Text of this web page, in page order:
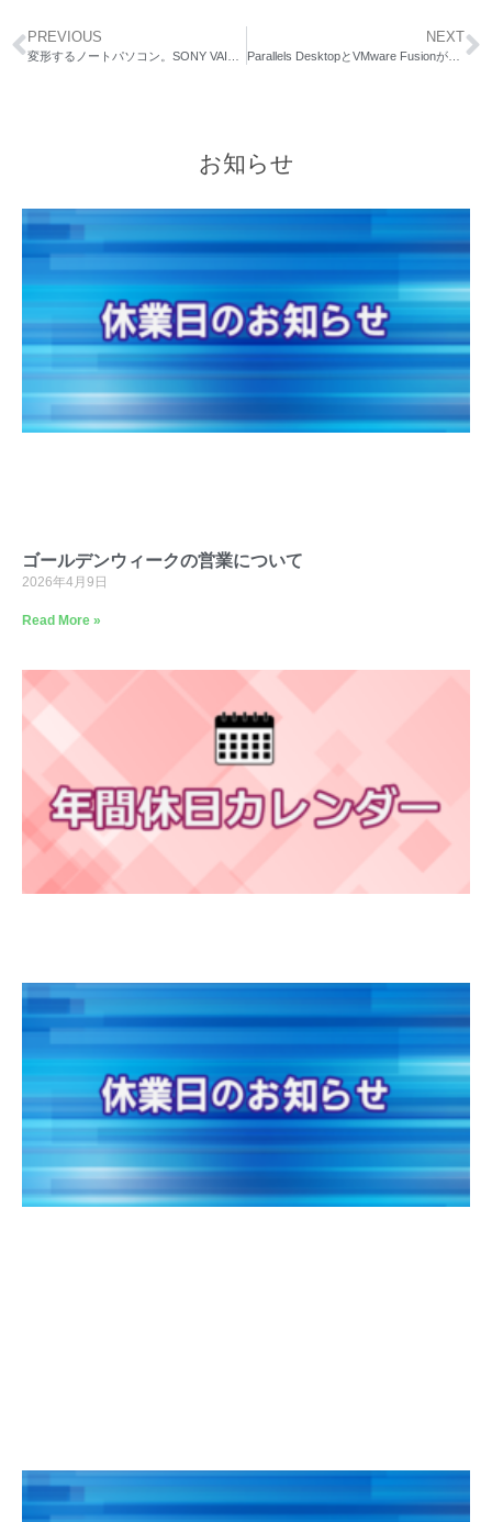
PREVIOUS NEXT
Parallels DesktopとVMware Fusionがそれぞれバージョンアップ。
お知らせ
ゴールデンウィークの営業について
2026年4月9日
Read More »